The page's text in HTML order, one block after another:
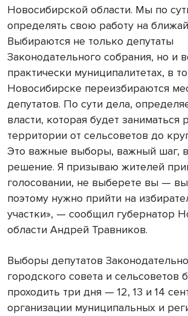
Новосибирской области. Мы по
определять свою работу на
Выбираются не только депутаты
Законодательного собрания, но и
практически муниципалитетах, в
Новосибирске переизбираются
депутатов. По сути дела,
власти, которая будет заниматься
территории от сельсоветов до
Это важные выборы, важный шаг,
решение. Я призываю жителей
голосовании, не выберете вы —
поэтому нужно прийти на
участки», — сообщил губернатор
области Андрей Травников.
Выборы депутатов
городского совета и сельсоветов
проходить три дня — 12, 13 и 14
организации муниципальных и